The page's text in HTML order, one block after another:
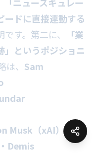
ードに直接連動する
す。第二に、
「業
」というポジショニ
、 Sam
Musk（xAI）・
Demis